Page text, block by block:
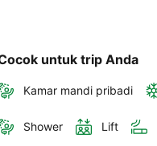
untuk trip Anda
Kamar mandi pribadi
Shower Lift